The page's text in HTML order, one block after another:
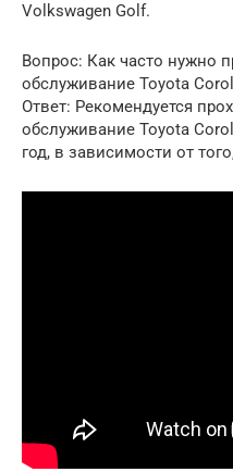
Volkswagen Golf.
Вопрос: Как часто нужно
обслуживание Toyota
Ответ: Рекомендуется
обслуживание Toyota
год, в зависимости от